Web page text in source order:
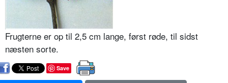
Frugterne er op til 2,5 cm lange, først røde, til sidst
næsten sorte.
Save